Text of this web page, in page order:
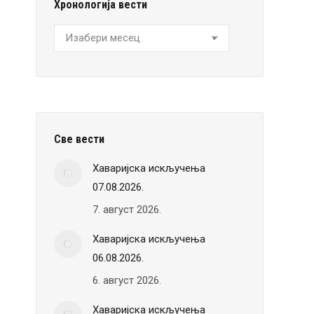
Хронологија вести
Хронологија
вести
Све вести
Хаваријска искључења
07.08.2026.
7. август 2026.
Хаваријска искључења
06.08.2026.
6. август 2026.
Хаваријска искључења